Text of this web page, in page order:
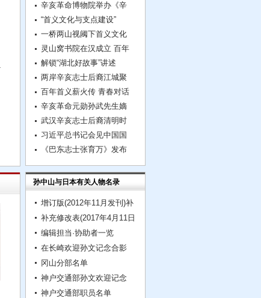
辛亥革命博物院举办《辛
“首义文化与支点建设”
一桥两山视阈下首义文化
灵山窝书院在汉成立 百年
解锁“湖北好故事”讲述
两岸辛亥志士后裔江城聚
百年首义薪火传 青春对话
辛亥革命元勋孙武先生嫡
武汉辛亥志士后裔清明时
习近平总书记会见中国国
《巴东志士张育万》发布
孙中山与日本有关人物名录
增订版(2012年11月发刊)补
补充修改表(2017年4月11日
编辑担当·协助者一览
在长崎欢迎孙文记念合影
冈山分部名单
神户交通部孙文欢迎记念
神户交通部职员名单